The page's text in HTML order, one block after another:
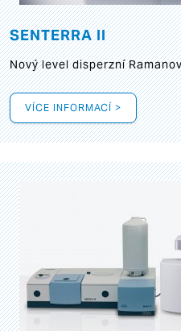
SENTERRA II
Nový level disperzní
VÍCE INFORMACÍ >